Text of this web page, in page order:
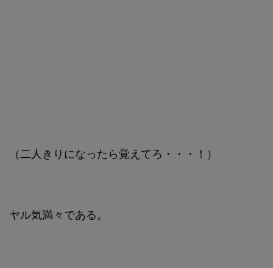
（二人きりになったら覚えてろ・・・！）
ヤル気満々である。